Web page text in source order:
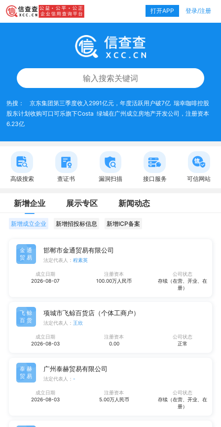
打开APP 登录/注册
热搜： 京东集团第三季度收入2991亿元，年度活跃用户破7亿 瑞幸咖啡控股
股东计划收购可口可乐旗下Costa 绿城在广州成立房地产开发公司，注册资本
6.23亿
高级搜索 查证书 漏洞扫描 接口服务 可信网站
新增企业 展示专区 新闻动态
新增成立企业 新增招投标信息 新增ICP备案
金通
贸易
邯郸市金通贸易有限公司
法定代表人： 程素英
成立日期
2026-08-07
注册资本
100.00万人民币
公司状态
存续（在营、开业、在
册）
飞鲸
百货
项城市飞鲸百货店（个体工商户）
法定代表人： 王欣
成立日期
2026-08-03
注册资本
0.00
公司状态
正常
泰赫
贸易
广州泰赫贸易有限公司
法定代表人： -
成立日期
2026-08-03
注册资本
5.00万人民币
公司状态
存续（在营、开业、在
册）